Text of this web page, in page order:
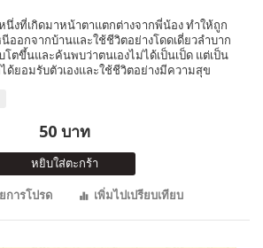
นึ่งที่เกิดมาหน้าตาแตกต่างจากพี่น้อง ทำให้ถูก
ออกจากบ้านและใช้ชีวิตอย่างโดดเดี่ยวลำบาก
โตขึ้นและค้นพบว่าตนเองไม่ได้เป็นเป็ด แต่เป็น
ด้ยอมรับตัวเองและใช้ชีวิตอย่างมีความสุข
50 บาท
หยิบใส่ตะกร้า
การโปรด
เพิ่มไปเปรียบเทียบ